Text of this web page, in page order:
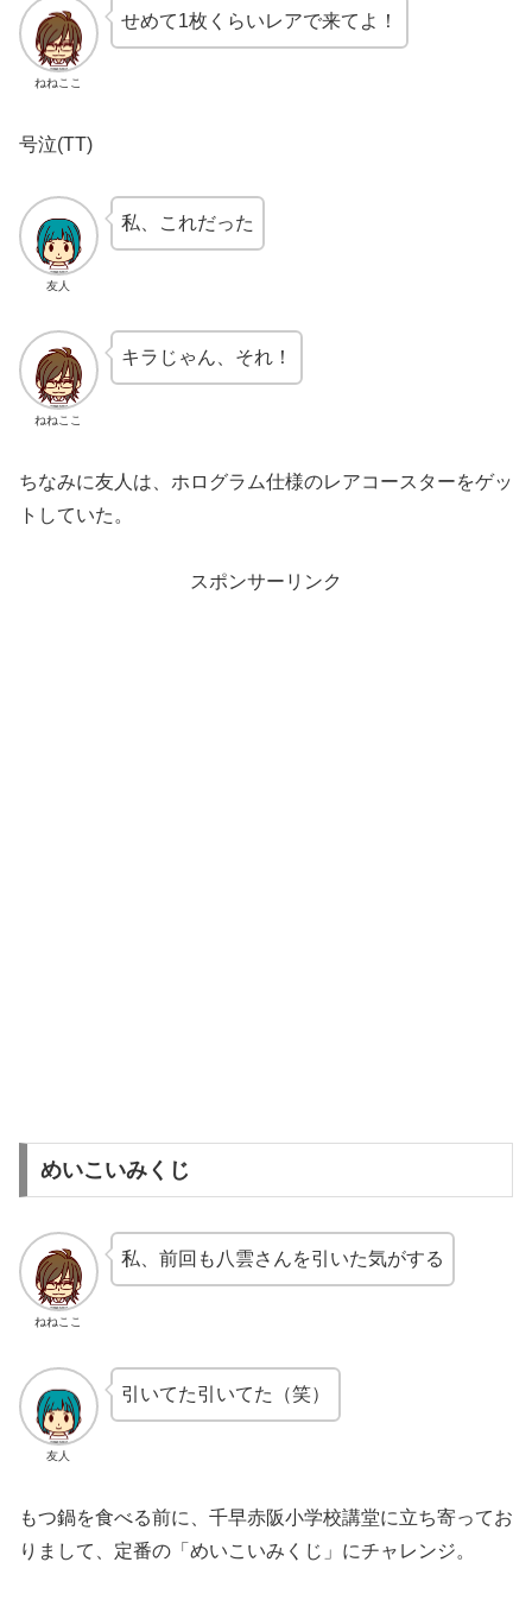
ねねここ
せめて1枚くらいレアで来てよ！
号泣(TT)
友人
私、これだった
ねねここ
キラじゃん、それ！
ちなみに友人は、ホログラム仕様のレアコースターをゲッ
トしていた。
スポンサーリンク
めいこいみくじ
ねねここ
私、前回も八雲さんを引いた気がする
友人
引いてた引いてた（笑）
もつ鍋を食べる前に、千早赤阪小学校講堂に立ち寄ってお
りまして、定番の「めいこいみくじ」にチャレンジ。